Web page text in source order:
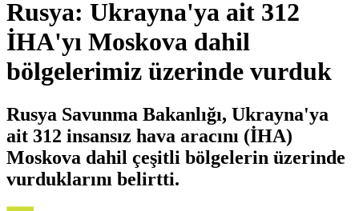
Rusya: Ukrayna'ya ait 312
İHA'yı Moskova dahil
bölgelerimiz üzerinde vurduk
Rusya Savunma Bakanlığı, Ukrayna'ya
ait 312 insansız hava aracını (İHA)
Moskova dahil çeşitli bölgelerin üzerinde
vurduklarını belirtti.